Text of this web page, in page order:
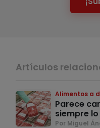
Artículos
Alimentos a
Parece
siempre lo
Por Miguel